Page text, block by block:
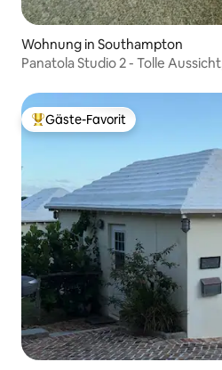
Wohnung in Southampton
Panatola Studio 2 - Tolle
Beliebter Gäste-Favorit.
Gäste-Favorit